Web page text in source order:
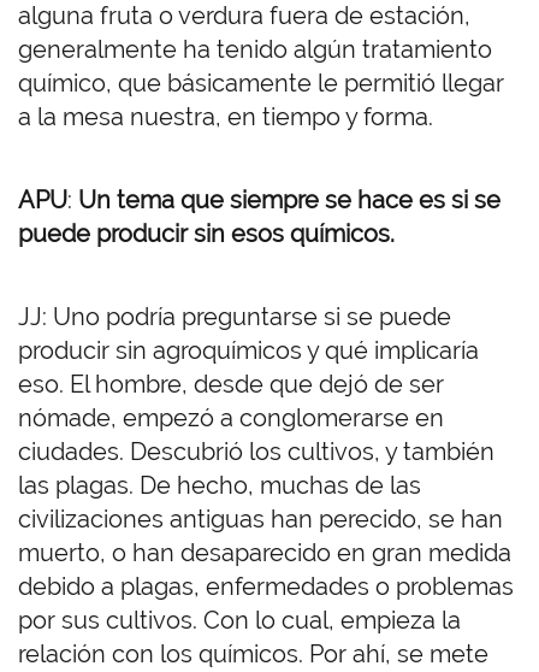
alguna fruta o verdura fuera de estación,
generalmente ha tenido algún tratamiento
químico, que básicamente le permitió llegar
a la mesa nuestra, en tiempo y forma.
APU: Un tema que siempre se hace es si se
puede producir sin esos químicos.
JJ: Uno podría preguntarse si se puede
producir sin agroquímicos y qué implicaría
eso. El hombre, desde que dejó de ser
nómade, empezó a conglomerarse en
ciudades. Descubrió los cultivos, y también
las plagas. De hecho, muchas de las
civilizaciones antiguas han perecido, se han
muerto, o han desaparecido en gran medida
debido a plagas, enfermedades o problemas
por sus cultivos. Con lo cual, empieza la
relación con los químicos. Por ahí, se mete